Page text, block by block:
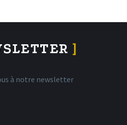
]
à notre newsletter